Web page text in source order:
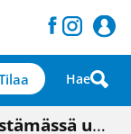
Hae
laatuna lehdessä
on valoisa
keskustavisiotyön”